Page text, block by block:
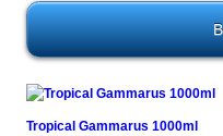
Tropical Gammarus 1000ml